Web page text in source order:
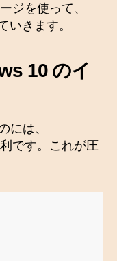
ジを使って、
いきます。
10 のイ
には、
です。これが圧